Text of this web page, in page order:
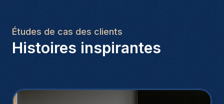
Études de cas des clients
Histoires inspirantes